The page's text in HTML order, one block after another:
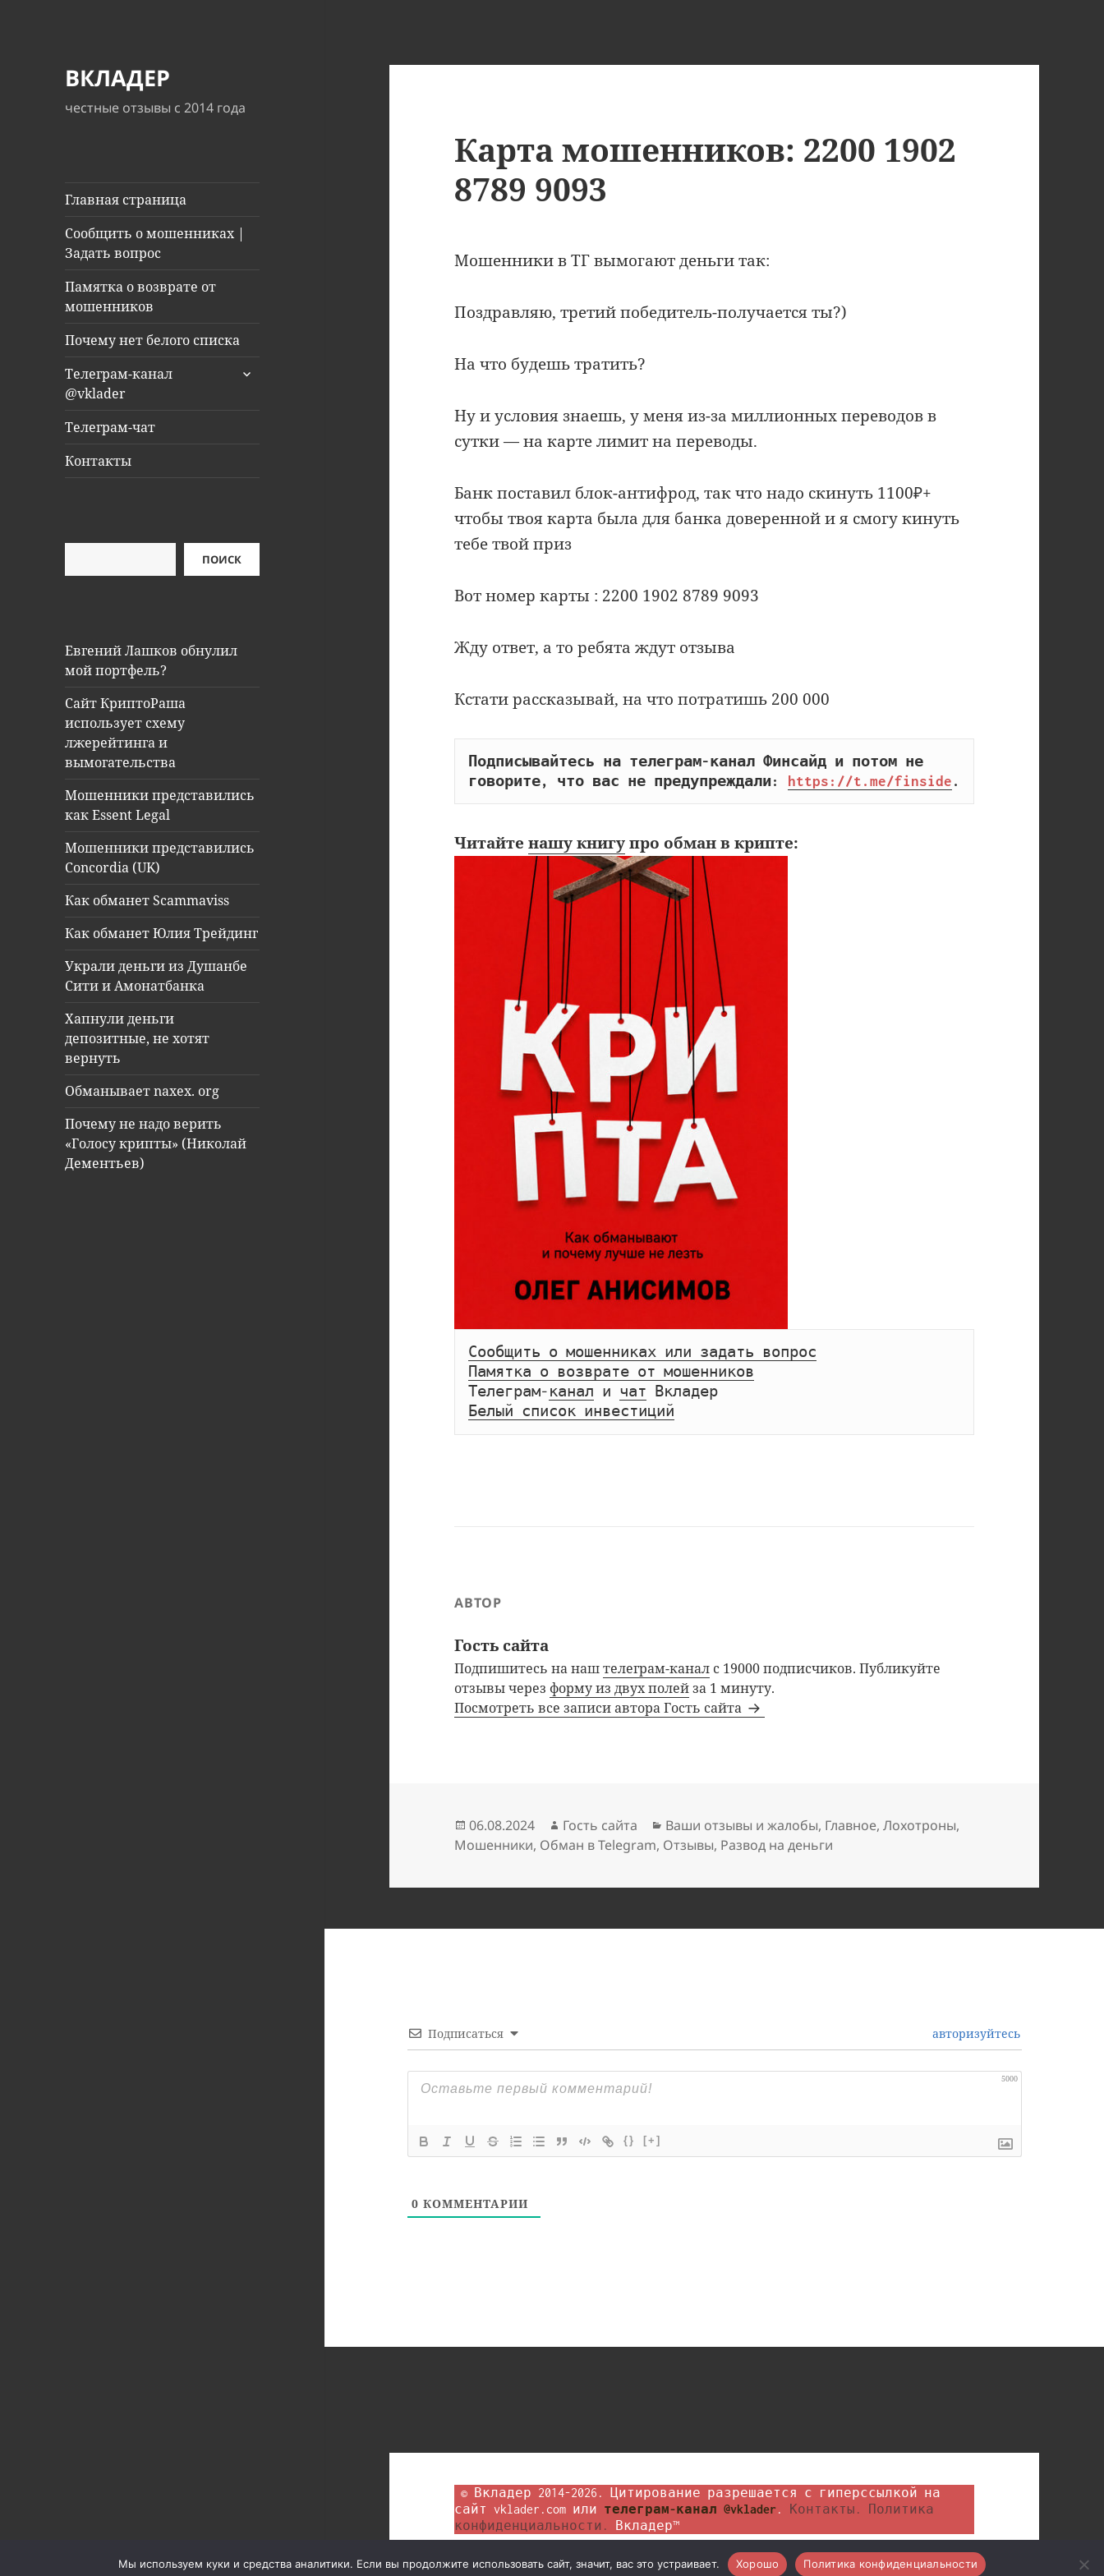
ВКЛАДЕР
честные отзывы с 2014 года
Главная страница
Сообщить о мошенниках |
Задать вопрос
Памятка о возврате от
мошенников
Почему нет белого списка
Телеграм-канал
@vklader
раскрыть
Телеграм-чат
Контакты
ПОИСК
Евгений Лашков обнулил
мой портфель?
Сайт КриптоРаша
использует схему
лжерейтинга и
вымогательства
Мошенники представились
как Essent Legal
Мошенники представились
Concordia (UK)
Как обманет Scammaviss
Как обманет Юлия Трейдинг
Украли деньги из Душанбе
Сити и Амонатбанка
Хапнули деньги
депозитные, не хотят
вернуть
Обманывает naxex. org
Почему не надо верить
«Голосу крипты» (Николай
Дементьев)
Карта мошенников: 2200 1902
8789 9093
Мошенники в ТГ вымогают деньги так:
Поздравляю, третий победитель-получается ты?)
На что будешь тратить?
Ну и условия знаешь, у меня из-за миллионных переводов в
сутки — на карте лимит на переводы.
Банк поставил блок-антифрод, так что надо скинуть 1100₽+
чтобы твоя карта была для банка доверенной и я смогу кинуть
тебе твой приз
Вот номер карты : 2200 1902 8789 9093
Жду ответ, а то ребята ждут отзыва
Кстати рассказывай, на что потратишь 200 000
Подписывайтесь на телеграм-канал Финсайд и потом не
говорите, что вас не предупреждали:
https://t.me/finside .
Читайтенашу книгупро обман в крипте:
Сообщить о мошенниках или задать вопрос
Памятка о возврате от мошенников
Телеграм- канал и чат
Вкладер
Белый список инвестиций
АВТОР
Гость сайта
Подпишитесь на наштелеграм-канал с 19000 подписчиков. Публикуйте
отзывы через форму из двух полейза 1 минуту.
Посмотреть все записи автора Гость сайта
Опубликовано
06.08.2024 Автор
Гость сайта Рубрики
Ваши отзывы и жалобы, Главное,Лохотроны,
Мошенники, Обман в Telegram, Отзывы, Развод на деньги
Подписаться авторизуйтесь
5000
{} [+]
0 КОММЕНТАРИИ
© Вкладер 2014-2026. Цитирование разрешается с гиперссылкой на
сайт vklader.com или телеграм-канал @vklader. Контакты.
Политика
конфиденциальности.
Вкладер™
Мы используем куки и средства аналитики. Если вы продолжите использовать сайт, значит, вас это устраивает. Хорошо Политика конфиденциальности